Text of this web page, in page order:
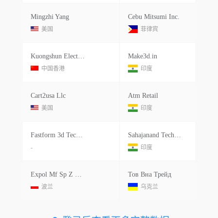
Mingzhi Yang
美国
Cebu Mitsumi Inc.
菲律宾
Kuongshun Electronics
中国香港
Make3d.in
印度
Cart2usa Llc
美国
Atm Retail
印度
Fastform 3d Technology Co Limited
-
Sahajanand Technologies Pvt Ltd.
印度
Expol Mf Sp Z O O
波兰
Тов Вна Трейд
乌克兰